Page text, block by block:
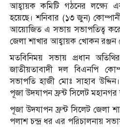
আহ্বায়ক কমিটি গঠনের লক্ষ্যে
হয়েছে। শনিবার (১৩ জুন)
আয়োজিত এ সভায় সভাপতিত্ব
জেলা শাখার আহ্বায়ক খোকন রঞ্জন
মতবিনিময় সভায় প্রধান
জাতীয়তাবাদী দল বিএনপি
সভাপতি হাজী মোঃ সাহাব
পূজা উদযাপন ফ্রন্ট সিলেট
পূজা উদযাপন ফ্রন্ট সিলেট জেলা
পলাশ চন্দ্র ধর এর পরিচালনায়